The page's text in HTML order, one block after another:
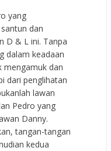
yang
dan
D & L ini. Tanpa
dalam keadaan
mengamuk dan
dari penglihatan
lawan
Pedro yang
Danny.
tangan-tangan
kedua